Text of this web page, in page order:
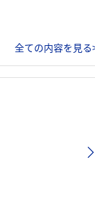
全ての内容を見る